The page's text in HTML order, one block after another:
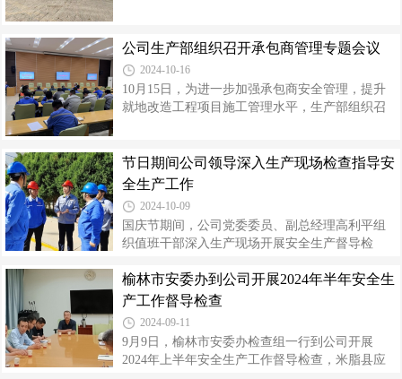
强全员节水意识，营造浓厚的宣传氛围，让节水
理念深入人心，激发全体职工对水资源问题的深
度思考与行动自觉，提升
案，由两个分厂安全员组织热电办公楼全体人员
及参加周一安全学习的员工，学习消防知识并熟
悉演练方案，细化分工，熟悉撤离路线，并对参
演的工作人员职责任务做出要求。消防安全应急
员在引导人员的指引下停止一切活动，按照规定
路线指挥，捂住口鼻，安全、迅速下楼撤离至
公司生产部组织召开承包商管理专题会议
2024-10-16
10月15日，为进一步加强承包商安全管理，提升
就地改造工程项目施工管理水平，生产部组织召
承包单位安全施工情况、存在的安全隐患和违规
行为。解读了中、省关于安全生产的相关政策和
要性和紧迫性。会议要求，一是牢固树立“风险就
是隐患”的安全理念，从人、机械、物料等方面加
强承包单位的作业安全管理，落实各项规章制度
和安全措施，实行闭环管理。二是持续深化落
实“反三违”专项活动，切实加大对施工作
节日期间公司领导深入生产现场检查指导安
全生产工作
2024-10-09
国庆节期间，公司党委委员、副总经理高利平组
织值班干部深入生产现场开展安全生产督导检
细了解了重大危险源安全运行情况，涉氯、氯乙
烯、乙炔工艺管线安全风险管控措施，对就地改
造、管廊架防腐施工项目安全技术交底、风险管
控措施进行了全面排查，并提出了改进建议。高
利平要求：一是牢牢掌握生产装置运行及工艺设
备等参数变化情况，增加现场巡回检查频次，强
榆林市安委办到公司开展2024年半年安全生
产工作督导检查
2024-09-11
9月9日，榆林市安委办检查组一行到公司开展
2024年上半年安全生产工作督导检查，米脂县应